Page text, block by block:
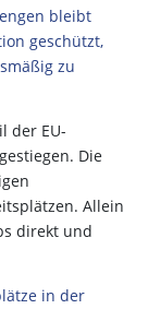
bleibt
geschützt,
zu
der EU-
Die
Allein
direkt und
in der